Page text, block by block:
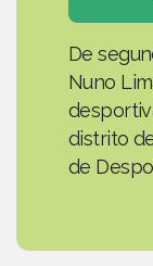
De
Nuno
distrito
de